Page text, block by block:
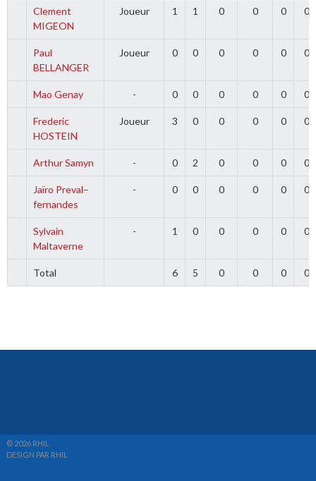
Clement
MIGEON
Joueur 1 1 0 0 0 0
Paul
BELLANGER
Joueur 0 0 0 0 0 0
Mao Genay - 0 0 0 0 0 0
Frederic
HOSTEIN
Joueur 3 0 0 0 0 0
Arthur Samyn - 0 2 0 0 0 0
Jaïro Preval–
fernandes
- 0 0 0 0 0 0
Sylvain
Maltaverne
- 1 0 0 0 0 0
Total 6 5 0 0 0 0
© 2026 RHIL
DESIGN PAR RHIL